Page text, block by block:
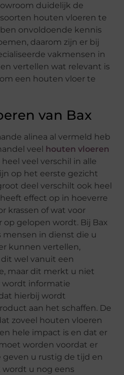
duidelijk de
houten vloeren te
onvoldoende kennis
daarom zijn er bij
vakmensen in
vertellen wat relevant is
een houten vloer te
van Bax
alinea al vermeld heb
veel houten vloeren
heel veel verschil in alle
op het eerste gezicht
deel verschilt ook heel
effect op in hoeverre
krassen of wat voor
op gelopen wordt. Bij Bax
mensen in dienst die u
kunnen vertellen,
wel vanuit een
maar dit merkt u niet
wordt informatie
hierbij wordt
aan het schaffen. De
zoveel houten vloeren
hele impact is en dat er
worden voordat er
u rustig de tijd en
wordt u nog eens